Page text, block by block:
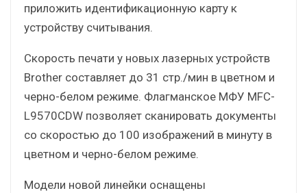
приложить идентификационную карту к
устройству считывания.
Скорость печати у новых лазерных устройств
Brother составляет до 31 стр./мин в цветном и
черно-белом режиме. Флагманское МФУ MFC-
L9570CDW позволяет сканировать документы
со скоростью до 100 изображений в минуту в
цветном и черно-белом режиме.
Модели новой линейки оснащены